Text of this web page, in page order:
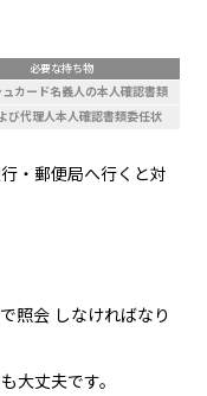
必要な持ち物
ュカード名義人の本人確認書類
び代理人本人確認書類委任状
・郵便局へ行くと対
照会 しなければなり
大丈夫です。